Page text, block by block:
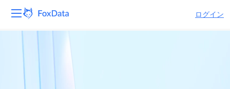
ログイン
プラットフォーム